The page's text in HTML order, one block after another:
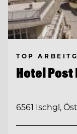
TOP
Hotel
6561 Ischgl,